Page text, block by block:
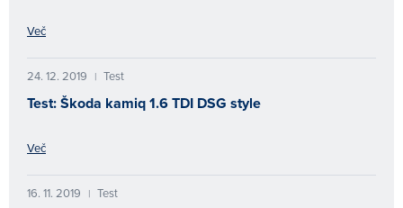
Več
24. 12. 2019 | Test
Test: Škoda kamiq 1.6 TDI DSG style
Več
16. 11. 2019 | Test